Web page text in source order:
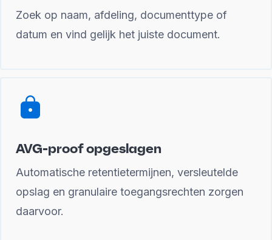
Zoek op naam, afdeling, documenttype of
datum en vind gelijk het juiste document.
AVG-proof opgeslagen
Automatische retentietermijnen, versleutelde
opslag en granulaire toegangsrechten zorgen
daarvoor.